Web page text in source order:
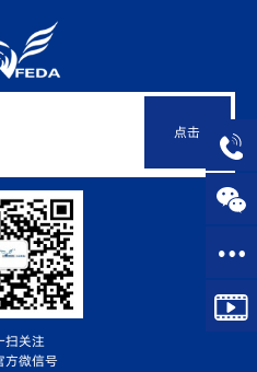
点击
扫关注
方微信号